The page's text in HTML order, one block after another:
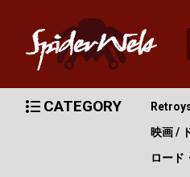
CATEGORY
映画 /
ロード